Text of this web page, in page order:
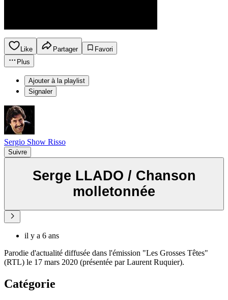
Like Partager
Favori
Plus
Ajouter à la playlist
Signaler
Sergio Show Risso
Suivre
Serge LLADO / Chanson
molletonnée
il y a 6 ans
Parodie d'actualité diffusée dans l'émission "Les Grosses Têtes"
(RTL) le 17 mars 2020 (présentée par Laurent Ruquier).
Catégorie